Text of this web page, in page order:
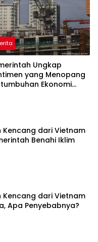
Ungkap
yang Menopang
Ekonomi
Kencang dari Vietnam
Benahi Iklim
Kencang dari Vietnam
Apa Penyebabnya?